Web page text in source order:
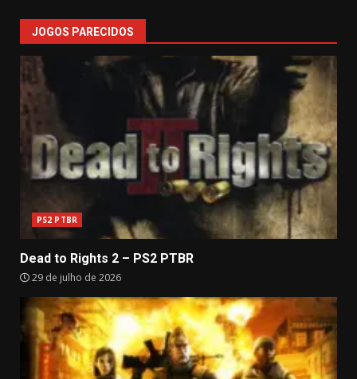
JOGOS PARECIDOS
PS2 PTBR
Dead to Rights 2 – PS2 PTBR
29 de julho de 2026